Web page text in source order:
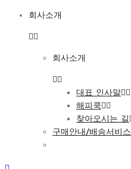
회사소개
회사소개
대표 인사말
해피쿡
찾아오시는 길
구매안내/배송서비스